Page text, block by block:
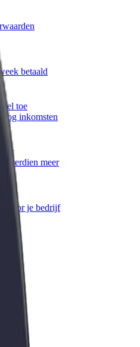
betaald
toe
inkomsten
verdien meer
voor je bedrijf